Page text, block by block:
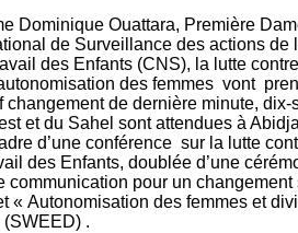
Dominique Ouattara, Première
de Surveillance des actions de
des Enfants (CNS), la lutte
des femmes vont
changement de dernière minute, dix-
et du Sahel sont attendues à
d’une conférence sur la lutte
des Enfants, doublée d’une
communication pour un changement
« Autonomisation des femmes et
.